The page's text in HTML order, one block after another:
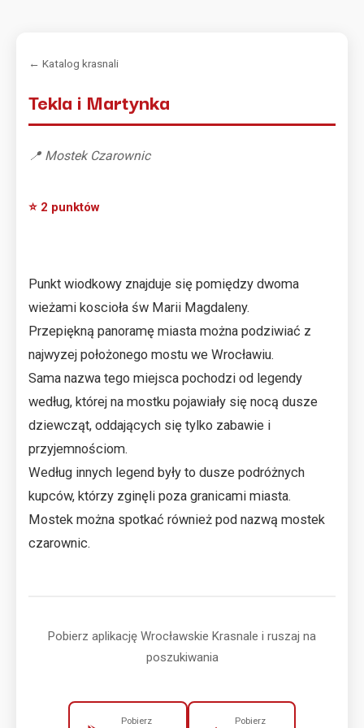
← Katalog krasnali
Tekla i Martynka
📍 Mostek Czarownic
⭐ 2 punktów
Punkt wiodkowy znajduje się pomiędzy dwoma
wieżami koscioła św Marii Magdaleny.
Przepiękną panoramę miasta można podziwiać z
najwyzej położonego mostu we Wrocławiu.
Sama nazwa tego miejsca pochodzi od legendy
według, której na mostku pojawiały się nocą dusze
dziewcząt, oddających się tylko zabawie i
przyjemnościom.
Według innych legend były to dusze podróżnych
kupców, którzy zginęli poza granicami miasta.
Mostek można spotkać również pod nazwą mostek
czarownic.
Pobierz aplikację Wrocławskie Krasnale i ruszaj na
poszukiwania
Pobierz Pobierz